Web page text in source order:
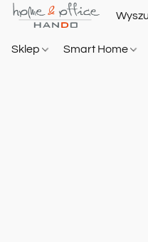
Sklep Smart Home